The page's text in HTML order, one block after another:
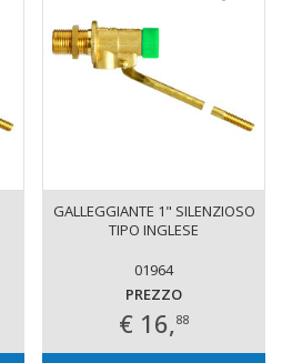
GALLEGGIANTE 1" SILENZIOSO
TIPO INGLESE
01964
PREZZO
€ 16,88